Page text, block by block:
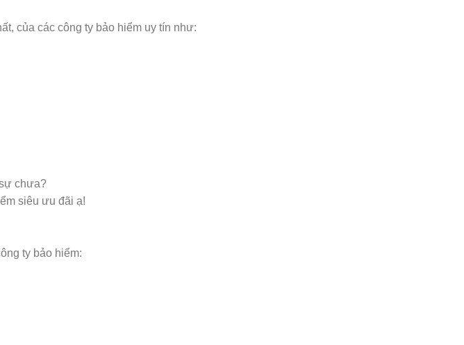
của các công ty bảo hiểm uy tín như:
chưa?
siêu ưu đãi ạ!
ty bảo hiểm: